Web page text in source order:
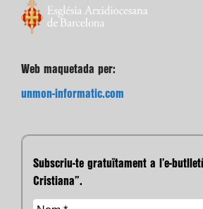
Web maquetada per:
unmon-informatic.com
Subscriu-te gratuïtament a l’e-
Cristiana”.